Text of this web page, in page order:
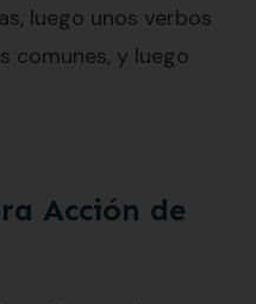
luego unos verbos
comunes, y luego
Acción de